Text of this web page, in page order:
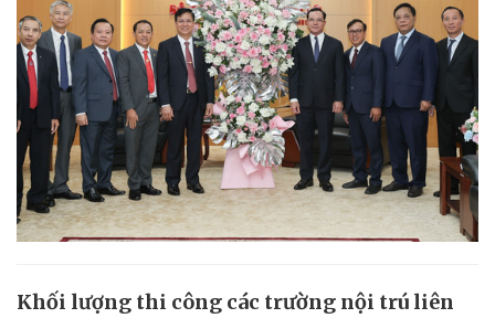
Khối lượng thi công các trường nội trú liên